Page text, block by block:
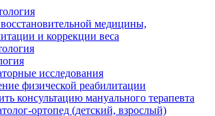
медицины,
и коррекции веса
исследования
физической реабилитации
консультацию мануального терапевта
ортопед (детский, взрослый)